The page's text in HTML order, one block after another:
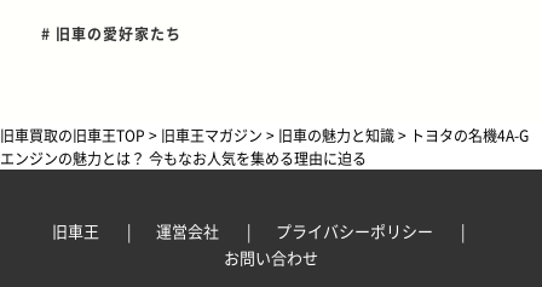
# 旧車の愛好家たち
旧車買取の旧車王TOP > 旧車王マガジン > 旧車の魅力と知識> トヨタの名機4A-G
エンジンの魅力とは？ 今もなお人気を集める理由に迫る
旧車王 運営会社
プライバシーポリシー
お問い合わせ